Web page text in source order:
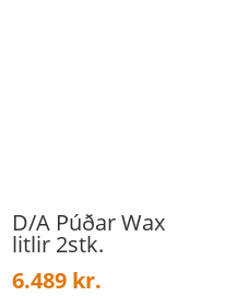
D/A Púðar Wax
litlir 2stk.
6.489 kr.